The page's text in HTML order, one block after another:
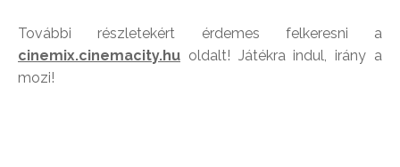
További részletekért érdemes felkeresni a
cinemix.cinemacity.hu oldalt! Játékra indul, irány a
mozi!